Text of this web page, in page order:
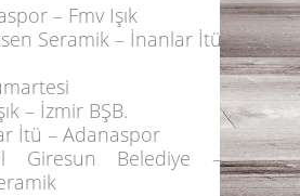
– Fmv Işık
Seramik – İnanlar İtü
– İzmir BŞB.
İtü – Adanaspor
Giresun Belediye –